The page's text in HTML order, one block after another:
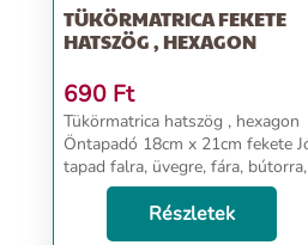
TÜKÖRMATRICA FEKETE
HATSZÖG , HEXAGON
690 Ft
Tükörmatrica hatszög , hexagon
Öntapadó 18cm x 21cm fekete Jól
tapad falra, üvegre, fára, bútorra,
ragassza fel! Használata beltéren
ajánlott, kültéren árnyékos, ...
Részletek